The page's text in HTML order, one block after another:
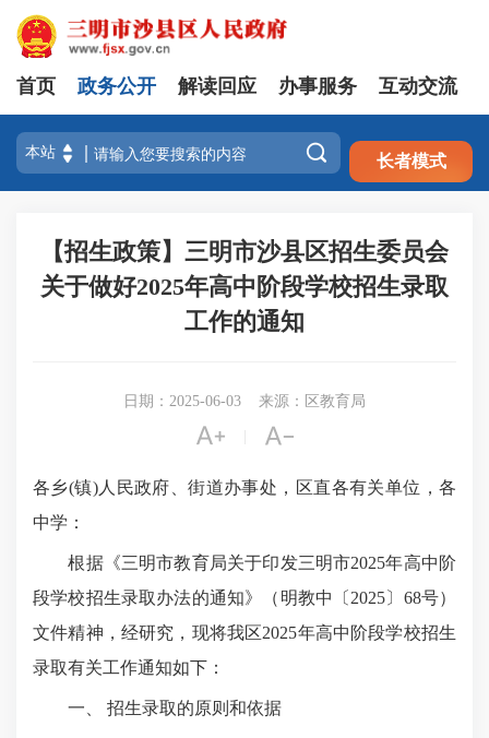
注册 登录
首页 政务公开 解读回应 办事服务 互动交流
 长者模式
【招生政策】三明市沙县区招生委员会
关于做好2025年高中阶段学校招生录取
工作的通知
日期：2025-06-03 来源：区教育局
 
各乡(镇)人民政府、街道办事处，区直各有关单位，各
中学：
根据《三明市教育局关于印发三明市2025年高中阶
段学校招生录取办法的通知》（明教中〔2025〕68号）
文件精神，经研究，现将我区2025年高中阶段学校招生
录取有关工作通知如下：
一、 招生录取的原则和依据